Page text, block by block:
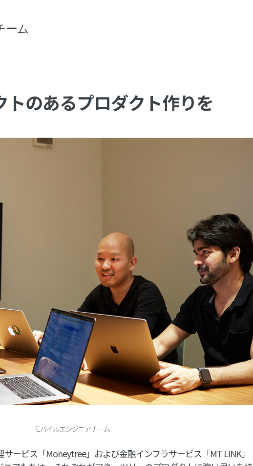
ーム
トのあるプロダクト作りを
モバイルエンジニアチーム
ービス「Moneytree」および金融インフラサービス「MT LINK」